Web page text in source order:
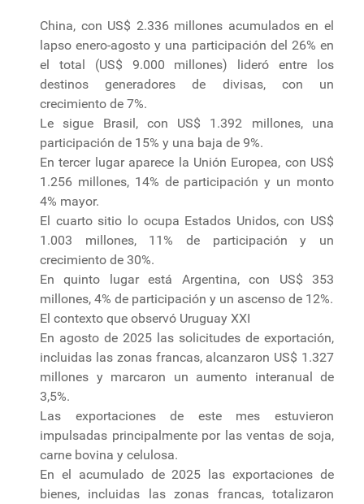
China, con US$ 2.336 millones acumulados en el
lapso enero-agosto y una participación del 26% en
el total (US$ 9.000 millones) lideró entre los
destinos generadores de divisas, con un
crecimiento de 7%.
Le sigue Brasil, con US$ 1.392 millones, una
participación de 15% y una baja de 9%.
En tercer lugar aparece la Unión Europea, con US$
1.256 millones, 14% de participación y un monto
4% mayor.
El cuarto sitio lo ocupa Estados Unidos, con US$
1.003 millones, 11% de participación y un
crecimiento de 30%.
En quinto lugar está Argentina, con US$ 353
millones, 4% de participación y un ascenso de 12%.
El contexto que observó Uruguay XXI
En agosto de 2025 las solicitudes de exportación,
incluidas las zonas francas, alcanzaron US$ 1.327
millones y marcaron un aumento interanual de
3,5%.
Las exportaciones de este mes estuvieron
impulsadas principalmente por las ventas de soja,
carne bovina y celulosa.
En el acumulado de 2025 las exportaciones de
bienes, incluidas las zonas francas, totalizaron